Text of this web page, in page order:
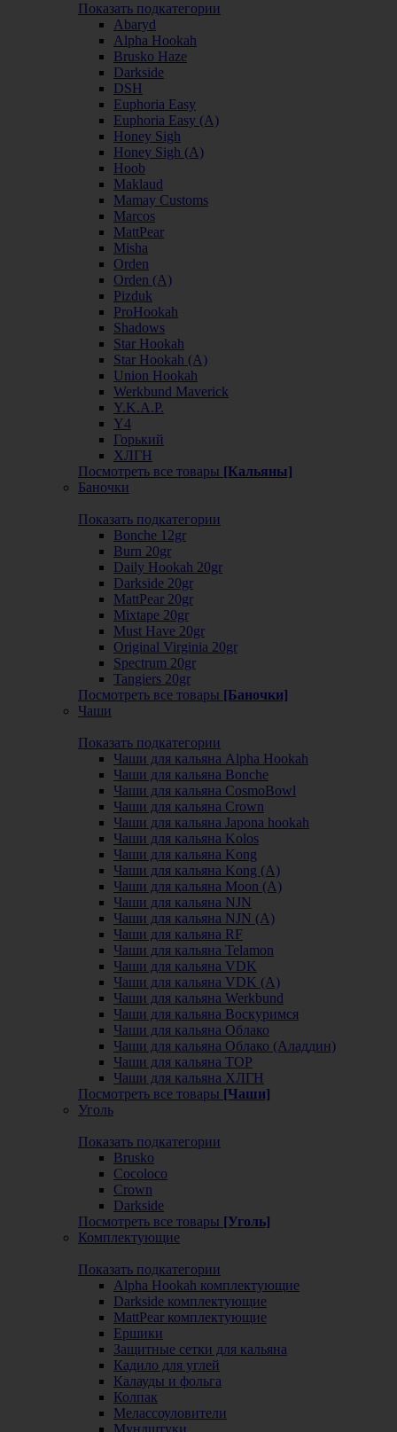
Показать подкатегории
Abaryd
Alpha Hookah
Brusko Haze
Darkside
DSH
Euphoria Easy
Euphoria Easy (А)
Honey Sigh
Honey Sigh (А)
Hoob
Maklaud
Mamay Customs
Marcos
MattPear
Misha
Orden
Orden (А)
Pizduk
ProHookah
Shadows
Star Hookah
Star Hookah (А)
Union Hookah
Werkbund Maverick
Y.K.A.P.
Y4
Горький
ХЛГН
Посмотреть все товары [Кальяны]
Баночки
Показать подкатегории
Bonche 12gr
Burn 20gr
Daily Hookah 20gr
Darkside 20gr
MattPear 20gr
Mixtape 20gr
Must Have 20gr
Original Virginia 20gr
Spectrum 20gr
Tangiers 20gr
Посмотреть все товары [Баночки]
Чаши
Показать подкатегории
Чаши для кальяна Alpha Hookah
Чаши для кальяна Bonche
Чаши для кальяна CosmoBowl
Чаши для кальяна Crown
Чаши для кальяна Japona hookah
Чаши для кальяна Kolos
Чаши для кальяна Kong
Чаши для кальяна Kong (A)
Чаши для кальяна Moon (А)
Чаши для кальяна NJN
Чаши для кальяна NJN (А)
Чаши для кальяна RF
Чаши для кальяна Telamon
Чаши для кальяна VDK
Чаши для кальяна VDK (А)
Чаши для кальяна Werkbund
Чаши для кальяна Воскуримся
Чаши для кальяна Облако
Чаши для кальяна Облако (Аладдин)
Чаши для кальяна ТОР
Чаши для кальяна ХЛГН
Посмотреть все товары [Чаши]
Уголь
Показать подкатегории
Brusko
Cocoloco
Crown
Darkside
Посмотреть все товары [Уголь]
Комплектующие
Показать подкатегории
Alpha Hookah комплектующие
Darkside комплектующие
MattPear комплектующие
Ершики
Защитные сетки для кальяна
Кадило для углей
Калауды и фольга
Колпак
Мелассоуловители
Мундштуки